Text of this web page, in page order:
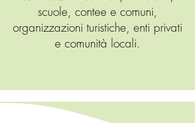
scuole, contee e comuni,
organizzazioni turistiche, enti privati
e comunità locali.